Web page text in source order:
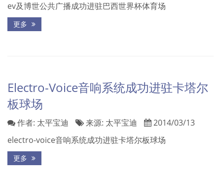
ev及博世公共广播成功进驻巴西世界杯体育场
更多
Electro-Voice音响系统成功进驻卡塔尔
板球场
作者: 太平宝迪 来源: 太平宝迪
2014/03/13
electro-voice音响系统成功进驻卡塔尔板球场
更多